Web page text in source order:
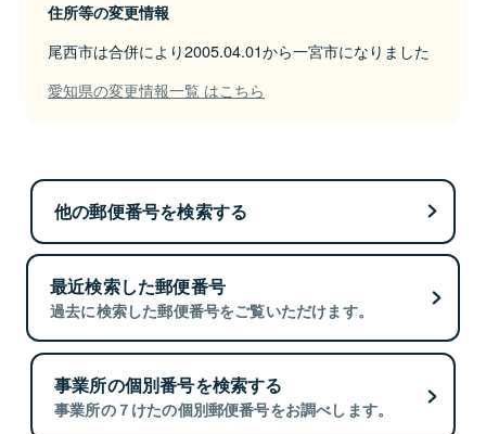
住所等の変更情報
尾西市は合併により2005.04.01から一宮市になりました
愛知県の変更情報一覧 はこちら
他の郵便番号を検索する
最近検索した郵便番号
過去に検索した郵便番号をご覧いただけます。
事業所の個別番号を検索する
事業所の７けたの個別郵便番号をお調べします。